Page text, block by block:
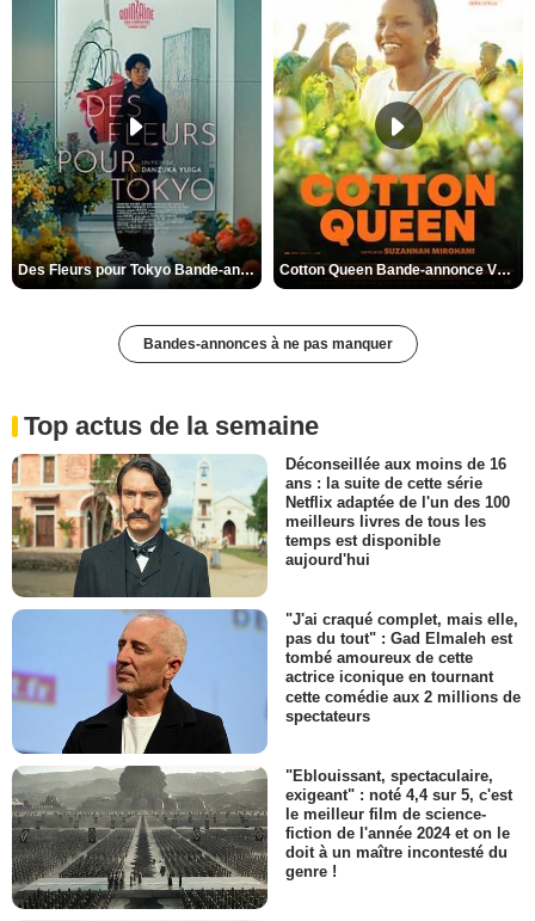
Des Fleurs pour Tokyo Bande-annonce VO STFR Cotton Queen Bande-annonce VO STFR
Bandes-annonces à ne pas manquer
Top actus de la semaine
Déconseillée aux moins de 16
ans : la suite de cette série
Netflix adaptée de l'un des 100
meilleurs livres de tous les
temps est disponible
aujourd'hui
"J'ai craqué complet, mais elle,
pas du tout" : Gad Elmaleh est
tombé amoureux de cette
actrice iconique en tournant
cette comédie aux 2 millions de
spectateurs
"Eblouissant, spectaculaire,
exigeant" : noté 4,4 sur 5, c'est
le meilleur film de science-
fiction de l'année 2024 et on le
doit à un maître incontesté du
genre !